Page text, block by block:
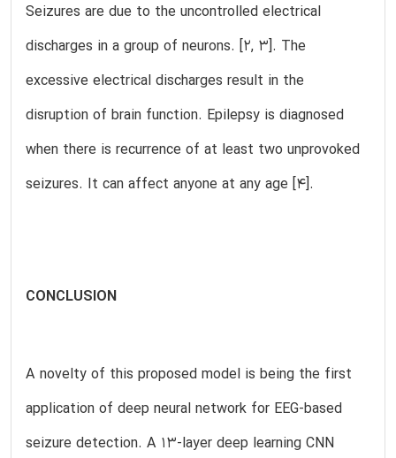
Seizures are due to the uncontrolled electrical
discharges in a group of neurons. [2, 3]. The
excessive electrical discharges result in the
disruption of brain function. Epilepsy is diagnosed
when there is recurrence of at least two unprovoked
seizures. It can affect anyone at any age [4].
CONCLUSION
A novelty of this proposed model is being the first
application of deep neural network for EEG-based
seizure detection. A 13-layer deep learning CNN